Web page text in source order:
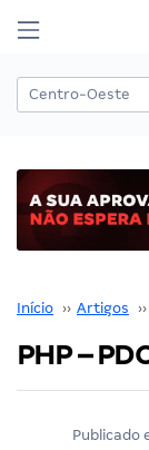
Início ›› Artigos ››
PHP –
Publicado